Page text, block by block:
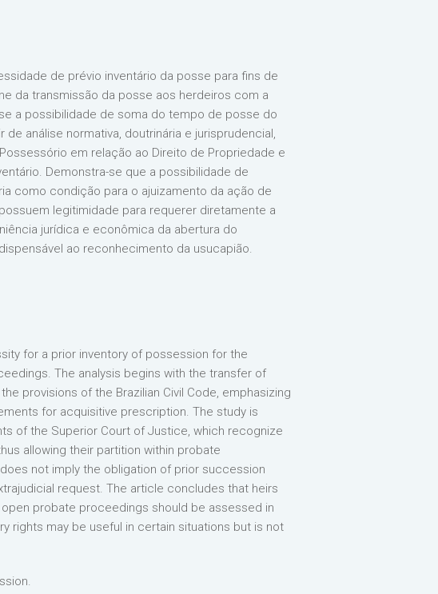
de prévio inventário da posse para fins de
da transmissão da posse aos herdeiros com a
a possibilidade de soma do tempo de posse do
análise normativa, doutrinária e jurisprudencial,
em relação ao Direito de Propriedade e
Demonstra-se que a possibilidade de
como condição para o ajuizamento da ação de
legitimidade para requerer diretamente a
jurídica e econômica da abertura do
ao reconhecimento da usucapião.
for a prior inventory of possession for the
The analysis begins with the transfer of
provisions of the Brazilian Civil Code, emphasizing
for acquisitive prescription. The study is
of the Superior Court of Justice, which recognize
allowing their partition within probate
not imply the obligation of prior succession
request. The article concludes that heirs
probate proceedings should be assessed in
rights may be useful in certain situations but is not